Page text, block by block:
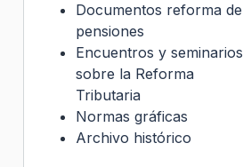
Documentos reforma de
pensiones
Encuentros y seminarios
sobre la Reforma
Tributaria
Normas gráficas
Archivo histórico